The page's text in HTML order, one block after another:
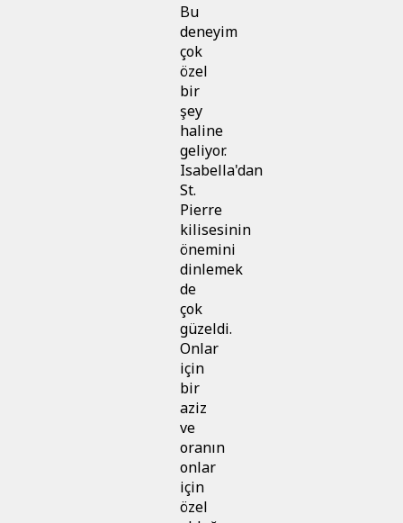
Bu
deneyim
çok
özel
bir
şey
haline
geliyor.
Isabella'dan
St.
Pierre
kilisesinin
önemini
dinlemek
de
çok
güzeldi.
Onlar
için
bir
aziz
ve
oranın
onlar
için
özel